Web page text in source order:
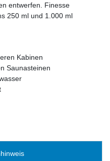
entwerfen. Finesse
250 ml und 1.000 ml
Kabinen
Saunasteinen